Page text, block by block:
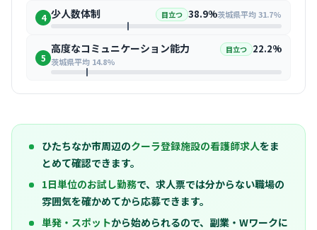
4 少人数体制 目立つ 38.9%茨城県平均 31.7%
5
高度なコミュニケーション能力 目立つ 22.2%
茨城県平均 14.8%
ひたちなか市周辺のクーラ登録施設の看護師求人をま
とめて確認できます。
1日単位のお試し勤務で、求人票では分からない職場の
雰囲気を確かめてから応募できます。
単発・スポットから始められるので、副業・Wワークに